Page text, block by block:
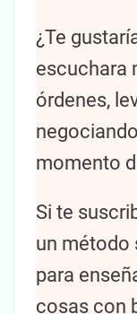
¿Te
escuchara
órdenes,
momento
Si te
un método
para
cosas con